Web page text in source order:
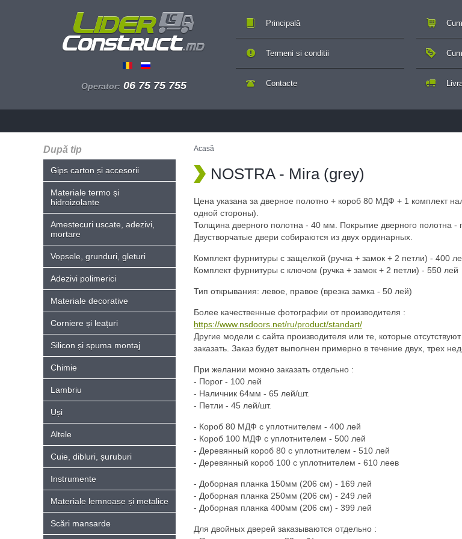
Operator: 06 75 75 755
Principală
Contacte
Termeni si conditii
După tip
Gips carton și accesorii
Materiale termo și
hidroizolante
Amestecuri uscate, adezivi,
mortare
Vopsele, grunduri, gleturi
Adezivi polimerici
Materiale decorative
Corniere și leațuri
Silicon și spuma montaj
Chimie
Lambriu
Uși
Altele
Cuie, dibluri, șuruburi
Instrumente
Materiale lemnoase și metalice
Scări mansarde
Acasă
NOSTRA - Mira (grey)
Цена указана за дверное полотно + короб 80 МДФ + 1 комплект
одной стороны).
Толщина дверного полотна - 40 мм. Покрытие дверного полотна -
Двустворчатые двери собираются из двух ординарных.
Комплект фурнитуры с защелкой (ручка + замок + 2 петли) - 400
Комплект фурнитуры с ключом (ручка + замок + 2 петли) - 550 лей
Тип открывания: левое, правое (врезка замка - 50 лей)
Более качественные фотографии от производителя :
https://www.nsdoors.net/ru/product/standart/
Другие модели с сайта производителя или те, которые
заказать. Заказ будет выполнен примерно в течение двух, трех
При желании можно заказать отдельно :
- Порог - 100 лей
- Hаличник 64мм - 65 лей/шт.
- Петли - 45 лей/шт.
- Короб 80 МДФ с уплотнителем - 400 лей
- Короб 100 МДФ с уплотнителем - 500 лей
- Деревянный короб 80 с уплотнителем - 510 лей
- Деревянный короб 100 с уплотнителем - 610 леев
- Доборная планка 150мм (206 см) - 169 лей
- Доборная планка 250мм (206 см) - 249 лей
- Доборная планка 400мм (206 см) - 399 лей
Для двойных дверей заказываются отдельно :